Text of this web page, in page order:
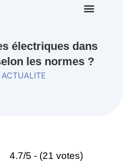
électriques dans
les normes ?
ACTUALITE
4.7/5 - (21 votes)